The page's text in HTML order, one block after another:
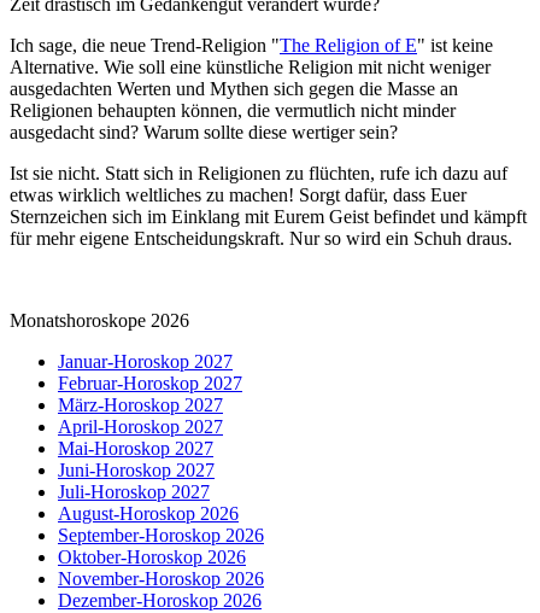
Zeit drastisch im Gedankengut verändert wurde?
Ich sage, die neue Trend-Religion "The Religion of E" ist keine
Alternative. Wie soll eine künstliche Religion mit nicht weniger
ausgedachten Werten und Mythen sich gegen die Masse an
Religionen behaupten können, die vermutlich nicht minder
ausgedacht sind? Warum sollte diese wertiger sein?
Ist sie nicht. Statt sich in Religionen zu flüchten, rufe ich dazu auf
etwas wirklich weltliches zu machen! Sorgt dafür, dass Euer
Sternzeichen sich im Einklang mit Eurem Geist befindet und kämpft
für mehr eigene Entscheidungskraft. Nur so wird ein Schuh draus.
Monatshoroskope 2026
Januar-Horoskop 2027
Februar-Horoskop 2027
März-Horoskop 2027
April-Horoskop 2027
Mai-Horoskop 2027
Juni-Horoskop 2027
Juli-Horoskop 2027
August-Horoskop 2026
September-Horoskop 2026
Oktober-Horoskop 2026
November-Horoskop 2026
Dezember-Horoskop 2026